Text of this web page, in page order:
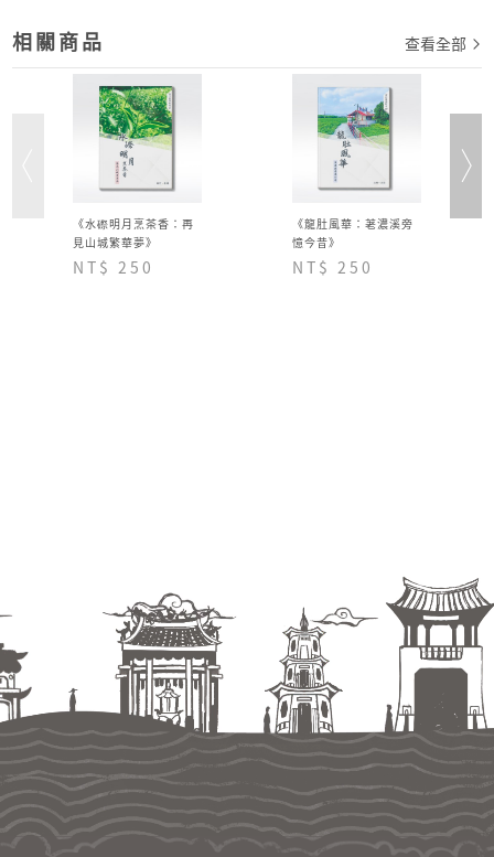
相關商品 查看全部
《水磜明月烹茶香：再
見山城繁華夢》
NT$ 250
《龍肚風華：荖濃溪旁
憶今昔》
NT$ 250